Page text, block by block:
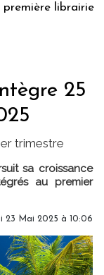
librairie du
25
trimestre
sa croissance
au premier
23 Mai 2025 à 10:06